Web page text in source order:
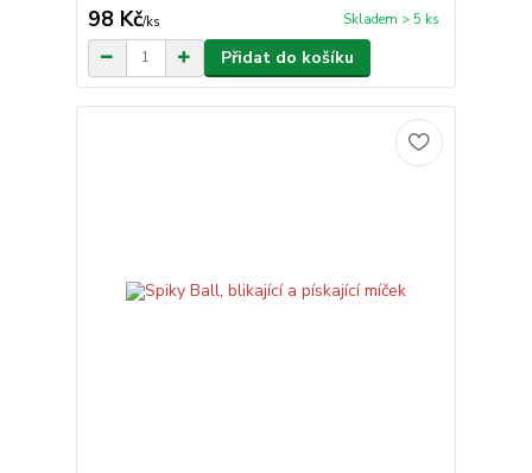
98 Kč/ks Skladem > 5 ks
Přidat do košíku